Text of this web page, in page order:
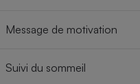
Message de motivation
Suivi du sommeil